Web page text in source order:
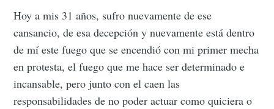
Hoy a mis 31 años, sufro nuevamente de ese
cansancio, de esa decepción y nuevamente está dentro
de mí este fuego que se encendió con mi primer mecha
en protesta, el fuego que me hace ser determinado e
incansable, pero junto con el caen las
responsabilidades de no poder actuar como quiciera o